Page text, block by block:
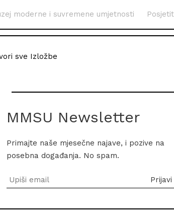
moderne i suvremene umjetnosti
sve Izložbe
MMSU Newsletter
Primajte naše mjesečne najave, i pozive na
posebna događanja. No spam.